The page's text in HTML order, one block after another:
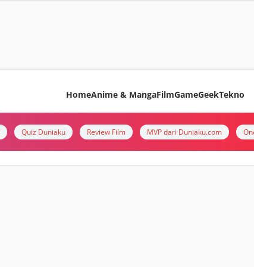
HomeAnime & MangaFilmGameGeekTekno
Quiz Duniaku Review Film MVP dari Duniaku.com